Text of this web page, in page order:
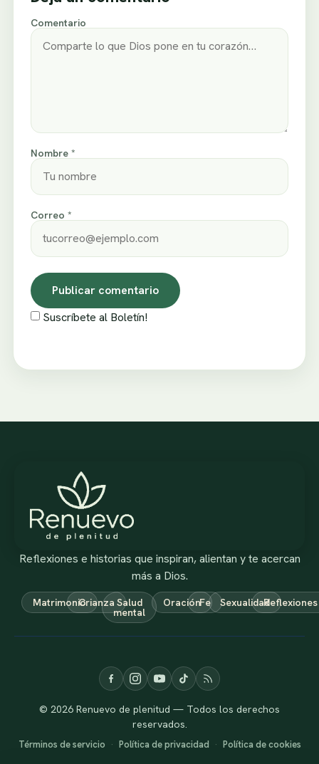
Comentario
Nombre *
Correo *
Suscríbete al Boletín!
Reflexiones e historias que inspiran, alientan y te acercan
más a Dios.
MatrimonioCrianza Salud
mental
OraciónFe SexualidadReflexiones
© 2026 Renuevo de plenitud — Todos los derechos
reservados.
Términos de servicio · Política de privacidad · Política de cookies